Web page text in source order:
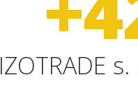
IZOTRADE